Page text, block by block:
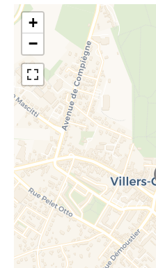
+
−